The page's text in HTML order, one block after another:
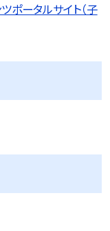
ポータルサイト（子